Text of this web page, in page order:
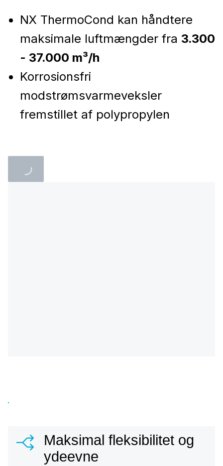
NX ThermoCond kan håndtere
maksimale luftmængder fra 3.300
- 37.000 m³/h
Korrosionsfri
modstrømsvarmeveksler
fremstillet af polypropylen
Maksimal fleksibilitet og
ydeevne